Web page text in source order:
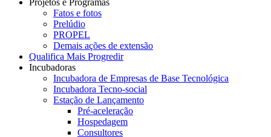
Projetos e Programas
Fatos e fotos
Prelúdio
PROPEL
Demais ações de extensão
Qualifica Mais Progredir
Incubadoras
Incubadora de Empresas de Base Tecnológica
Incubadora Tecno-social
Estação de Lançamento
Pré-aceleração
Hospedagem
Consultores